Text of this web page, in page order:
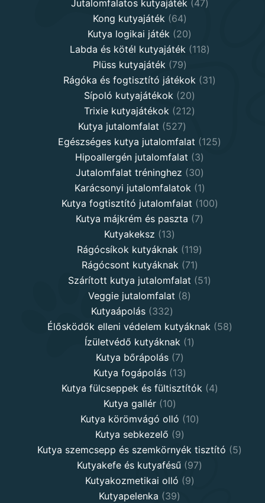
products
Jutalomfalatos kutyajáték 4747
Kong kutyajáték 6464
products
Kutya logikai játék 2020
products
Labda és kötél kutyajáték 118118
Plüss kutyajáték 7979
products
Rágóka és fogtisztító játékok 3131
Sípoló kutyajátékok 2020
products
Trixie kutyajátékok 212212
Kutya jutalomfalat 527527
products
Egészséges kutya jutalomfalat 125125
Hipoallergén jutalomfalat 33
products
Jutalomfalat tréninghez 3030
products
Karácsonyi jutalomfalatok 11
product
Kutya fogtisztító jutalomfalat 100100
Kutya májkrém és paszta 77
Kutyakeksz 1313
products
Rágócsíkok kutyáknak 119119
Rágócsont kutyáknak 7171
products
Szárított kutya jutalomfalat 5151
Veggie jutalomfalat 88
Kutyaápolás 332332
products
Élősködők elleni védelem kutyáknak 5858
Ízületvédő kutyáknak 11
Kutya bőrápolás 77
products
Kutya fogápolás 1313
products
Kutya fülcseppek és fültisztítók 44
Kutya gallér 1010
products
Kutya körömvágó olló 1010
Kutya sebkezelő 99
products
Kutya szemcsepp és szemkörnyék tisztító 55
Kutyakefe és kutyafésű 9797
Kutyakozmetikai olló 99
Kutyapelenka 3939